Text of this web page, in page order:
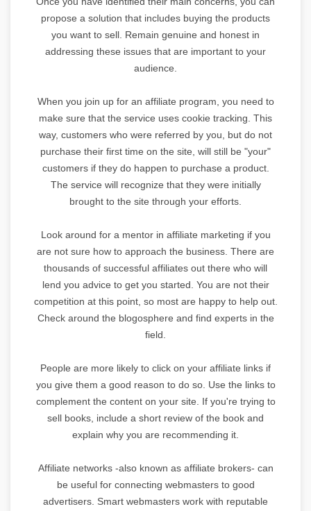
propose a solution that includes buying the products
you want to sell. Remain genuine and honest in
addressing these issues that are important to your
audience.
When you join up for an affiliate program, you need to
make sure that the service uses cookie tracking. This
way, customers who were referred by you, but do not
purchase their first time on the site, will still be "your"
customers if they do happen to purchase a product.
The service will recognize that they were initially
brought to the site through your efforts.
Look around for a mentor in affiliate marketing if you
are not sure how to approach the business. There are
thousands of successful affiliates out there who will
lend you advice to get you started. You are not their
competition at this point, so most are happy to help out.
Check around the blogosphere and find experts in the
field.
People are more likely to click on your affiliate links if
you give them a good reason to do so. Use the links to
complement the content on your site. If you're trying to
sell books, include a short review of the book and
explain why you are recommending it.
Affiliate networks -also known as affiliate brokers- can
be useful for connecting webmasters to good
advertisers. Smart webmasters work with reputable